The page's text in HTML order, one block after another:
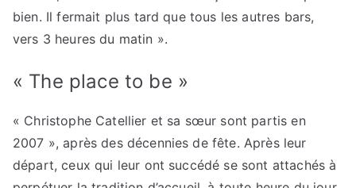
bien. Il fermait plus tard que tous les autres bars,
vers 3 heures du matin ».
« The place to be »
« Christophe Catellier et sa sœur sont partis en
2007 », après des décennies de fête. Après leur
départ, ceux qui leur ont succédé se sont attachés à